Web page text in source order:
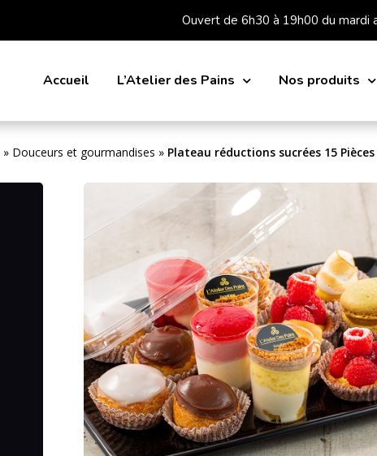
Ouvert de 6h30 à 19h00 du mardi
Accueil L’Atelier des Pains Nos produits
» Douceurs et gourmandises » Plateau réductions sucrées 15 Pièces